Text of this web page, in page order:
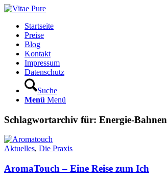
Startseite
Preise
Blog
Kontakt
Impressum
Datenschutz
Suche
Menü Menü
Schlagwortarchiv für: Energie-Bahnen
Aktuelles, Die Praxis
AromaTouch – Eine Reise zum Ich